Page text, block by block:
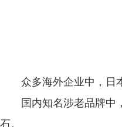
众多海外企业中，日
国内知名涉老品牌中
石。